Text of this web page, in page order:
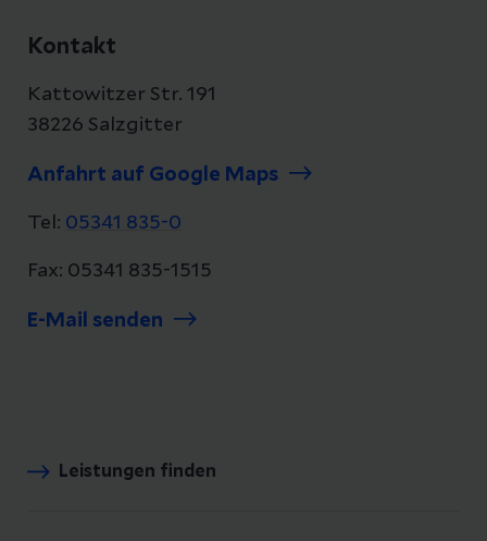
Kontakt
Kattowitzer Str. 191
38226 Salzgitter
Anfahrt auf Google Maps
Tel: 05341 835-0
Fax: 05341 835-1515
E-Mail senden
Leistungen finden